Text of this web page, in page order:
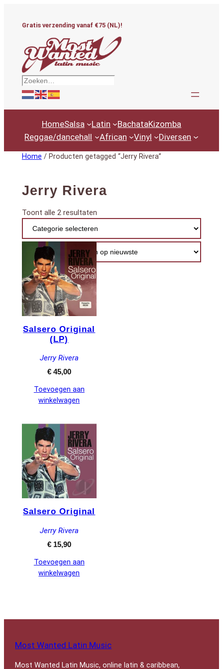
Gratis verzending vanaf €75 (NL)!
Zoeken
HomeSalsa Latin BachataKizomba
Reggae/dancehall
African Vinyl Diversen
Home / Producten getagged “Jerry Rivera”
Jerry Rivera
Toont alle 2 resultatenGesorteerd
nieuwste
Salsero Original
(LP)
Jerry Rivera
€45,00
Toevoegen aan
winkelwagen
Salsero Original
Jerry Rivera
€15,90
Toevoegen aan
winkelwagen
Most Wanted Latin Music
Most Wanted Latin Music, online latin & caribbean,